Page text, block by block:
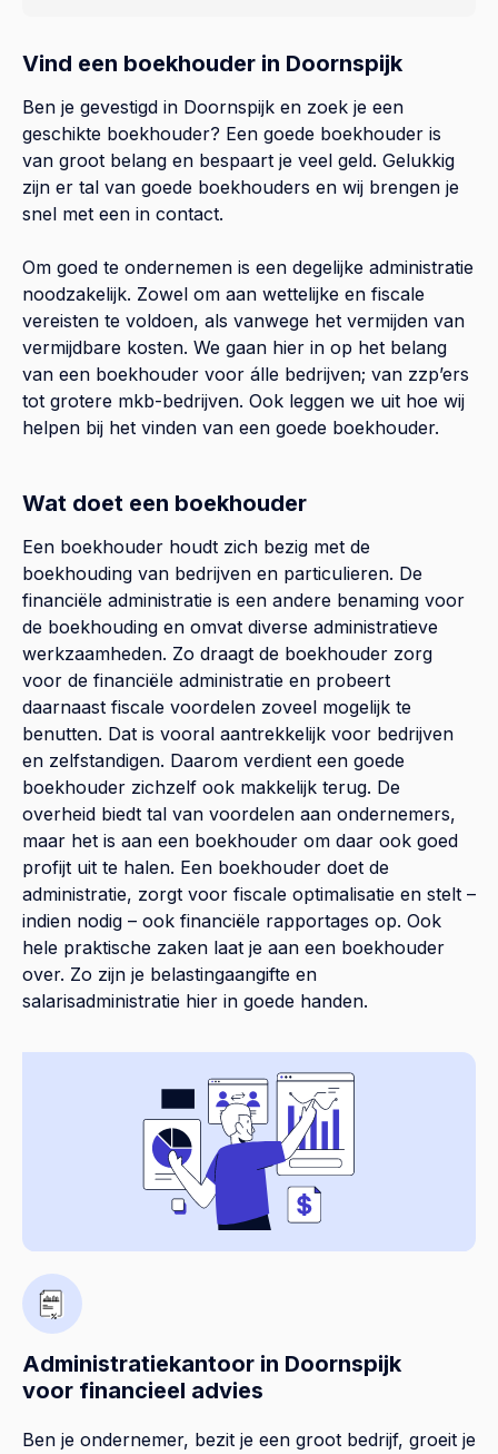
Vind een boekhouder in Doornspijk
Ben je gevestigd in Doornspijk en zoek je een
geschikte boekhouder? Een goede boekhouder is
van groot belang en bespaart je veel geld. Gelukkig
zijn er tal van goede boekhouders en wij brengen je
snel met een in contact.
Om goed te ondernemen is een degelijke administratie
noodzakelijk. Zowel om aan wettelijke en fiscale
vereisten te voldoen, als vanwege het vermijden van
vermijdbare kosten. We gaan hier in op het belang
van een boekhouder voor álle bedrijven; van zzp’ers
tot grotere mkb-bedrijven. Ook leggen we uit hoe wij
helpen bij het vinden van een goede boekhouder.
Wat doet een boekhouder
Een boekhouder houdt zich bezig met de
boekhouding van bedrijven en particulieren. De
financiële administratie is een andere benaming voor
de boekhouding en omvat diverse administratieve
werkzaamheden. Zo draagt de boekhouder zorg
voor de financiële administratie en probeert
daarnaast fiscale voordelen zoveel mogelijk te
benutten. Dat is vooral aantrekkelijk voor bedrijven
en zelfstandigen. Daarom verdient een goede
boekhouder zichzelf ook makkelijk terug. De
overheid biedt tal van voordelen aan ondernemers,
maar het is aan een boekhouder om daar ook goed
profijt uit te halen. Een boekhouder doet de
administratie, zorgt voor fiscale optimalisatie en stelt –
indien nodig – ook financiële rapportages op. Ook
hele praktische zaken laat je aan een boekhouder
over. Zo zijn je belastingaangifte en
salarisadministratie hier in goede handen.
Administratiekantoor in Doornspijk
voor financieel advies
Ben je ondernemer, bezit je een groot bedrijf, groeit je